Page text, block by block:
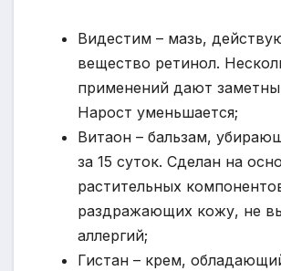
Видестим – мазь,
вещество ретинол.
применений дают
Нарост уменьшается;
Витаон – бальзам,
за 15 суток. Сделан на
растительных
раздражающих кожу, не
аллергий;
Гистан – крем,